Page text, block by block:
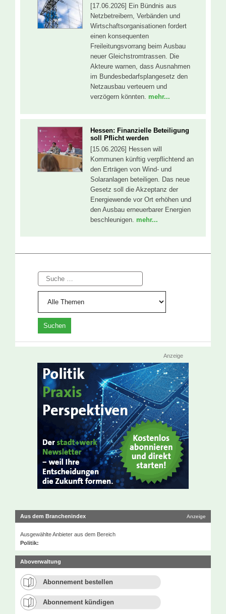
[17.06.2026] Ein Bündnis aus
Netzbetreibern, Verbänden und
Wirtschaftsorganisationen fordert
einen konsequenten
Freileitungsvorrang beim Ausbau
neuer Gleichstromtrassen. Die
Akteure warnen, dass Ausnahmen
im Bundesbedarfsplangesetz den
Netzausbau verteuern und
verzögern könnten. mehr...
Hessen: Finanzielle Beteiligung
soll Pflicht werden
[15.06.2026] Hessen will
Kommunen künftig verpflichtend an
den Erträgen von Wind- und
Solaranlagen beteiligen. Das neue
Gesetz soll die Akzeptanz der
Energiewende vor Ort erhöhen und
den Ausbau erneuerbarer Energien
beschleunigen. mehr...
Suche
Anzeige
Aus dem Branchenindex Anzeige
Ausgewählte Anbieter aus dem Bereich
Politik:
Aboverwaltung
Abonnement bestellen
Abonnement kündigen